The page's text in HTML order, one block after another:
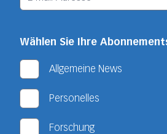
Wählen Sie Ihre
Allgemeine News
Personelles
Forschung